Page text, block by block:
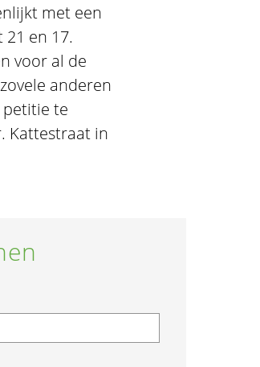
met een
en 17.
voor al de
anderen
petitie te
Kattestraat in